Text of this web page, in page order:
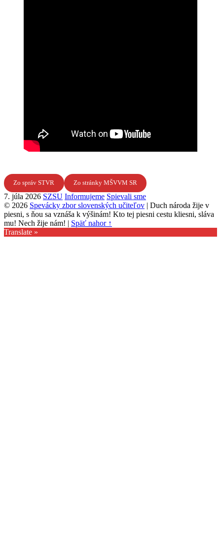
Zo správ STVR Zo stránky MŠVVM SR
7. júla 2026 SZSU Informujeme Spievali sme
© 2026 Spevácky zbor slovenských učiteľov | Duch národa žije v
piesni, s ňou sa vznáša k výšinám! Kto tej piesni cestu kliesni, sláva
mu! Nech žije nám! | Späť nahor ↑
Translate »